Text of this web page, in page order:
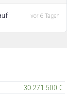
vor 6 Tagen
30.271.500 €